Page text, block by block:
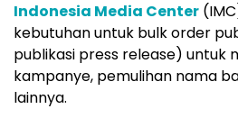
Indonesia Media Center
kebutuhan untuk bulk order
publikasi press release) untuk
kampanye, pemulihan nama
lainnya.